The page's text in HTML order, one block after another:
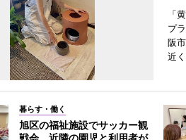
「
プ
阪
近
暮らす・働く
旭区の福祉施設でサッカー観
戦会 近隣の園児と利用者が